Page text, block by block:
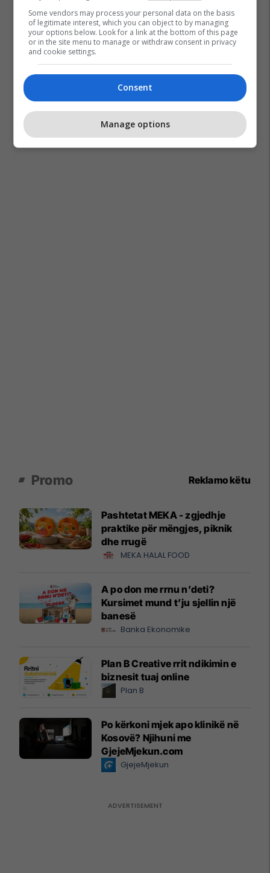
Conor Mcgregor
Promo Reklamo këtu
Pashtetat MEKA - zgjedhje
praktike për mëngjes, piknik
dhe rrugë
MEKA HALAL FOOD
A po don me rrnu n’deti?
Kursimet mund t’ju sjellin një
banesë
Banka Ekonomike
Plan B Creative rrit ndikimin e
biznesit tuaj online
Plan B
Po kërkoni mjek apo klinikë në
Kosovë? Njihuni me
GjejeMjekun.com
GjejeMjekun
Some vendors may process your personal data on the basis
of legitimate interest, which you can object to by managing
your options below. Look for a link at the bottom of this page
or in the site menu to manage or withdraw consent in privacy
and cookie settings.
Consent
Manage options